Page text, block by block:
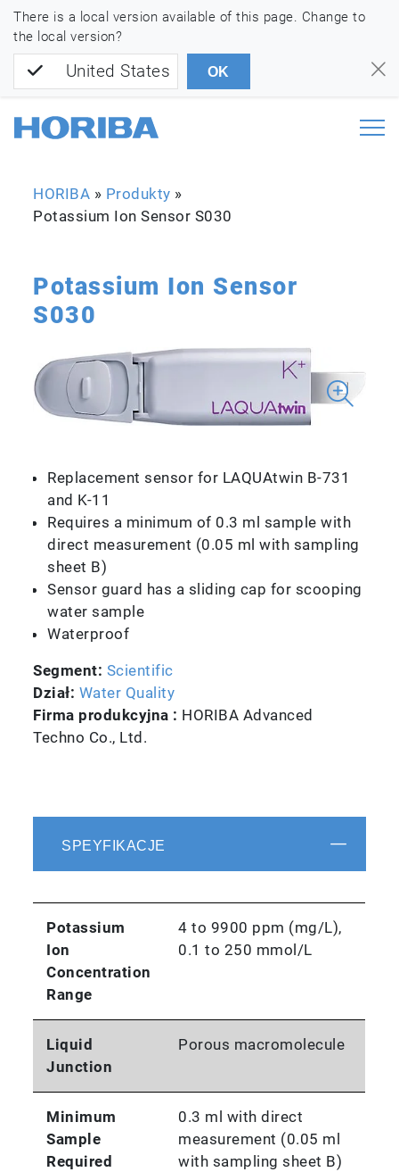
There is a local version available of this page. Change to
the local version?
United States OK
HORIBA » Produkty »
Potassium Ion Sensor S030
Potassium Ion Sensor
S030
Replacement sensor for LAQUAtwin B-731
and K-11
Requires a minimum of 0.3 ml sample with
direct measurement (0.05 ml with sampling
sheet B)
Sensor guard has a sliding cap for scooping
water sample
Waterproof
Segment: Scientific
Dział: Water Quality
Firma produkcyjna : HORIBA Advanced
Techno Co., Ltd.
SPEYFIKACJE
Potassium
Ion
Concentration
Range
4 to 9900 ppm (mg/L),
0.1 to 250 mmol/L
Liquid
Junction
Porous macromolecule
Minimum
Sample
Required
0.3 ml with direct
measurement (0.05 ml
with sampling sheet B)